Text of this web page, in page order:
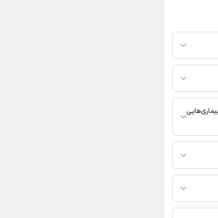
دندون
خوش دست و
در پلتفرم
در صورت فعال
شماره تماس،
با خدمات
دندانپزشک
تماس بگیرید.
پریچهر پورشکیبایی به